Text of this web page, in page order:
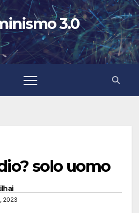
3.0
solo uomo
2023